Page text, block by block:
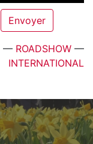
— ROADSHOW —
INTERNATIONAL